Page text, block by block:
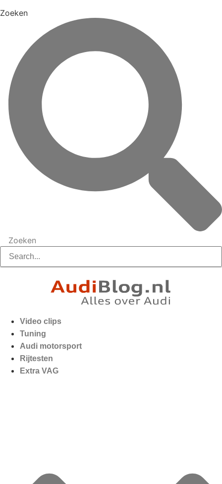
Zoeken
Zoeken
Video clips
Tuning
Audi motorsport
Rijtesten
Extra VAG